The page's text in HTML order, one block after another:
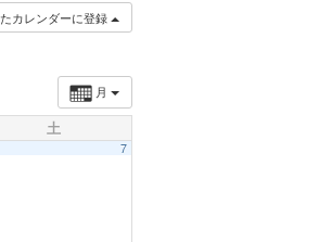
カレンダーに登録
月
土
7